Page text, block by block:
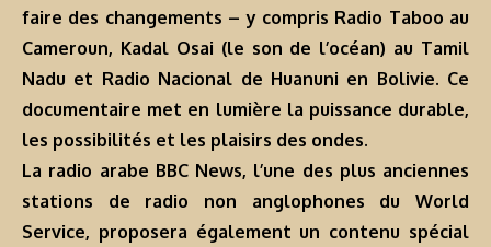
faire des changements – y compris Radio Taboo au
Cameroun, Kadal Osai (le son de l’océan) au Tamil
Nadu et Radio Nacional de Huanuni en Bolivie. Ce
documentaire met en lumière la puissance durable,
les possibilités et les plaisirs des ondes.
La radio arabe BBC News, l’une des plus anciennes
stations de radio non anglophones du World
Service, proposera également un contenu spécial